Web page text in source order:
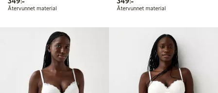
Återvunnet material Återvunnet material